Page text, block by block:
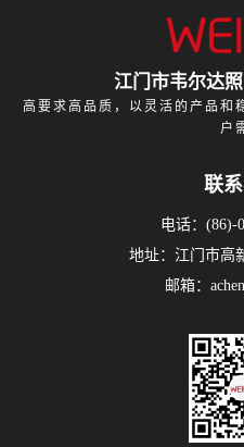
江门市韦尔达
高要求高品质，以灵活的产品和
户
联系
电话：(86)-
地址：江门市高
邮箱：